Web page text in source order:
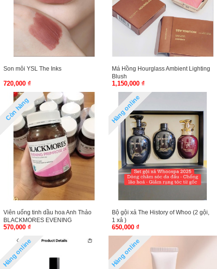
Son môi YSL The Inks
720,000 ₫
Má Hồng Hourglass Ambient Lighting
Blush
1,150,000 ₫
Còn hàng
Viên uống tinh dầu hoa Anh Thảo
BLACKMORES EVENING
PRIMROSE
570,000 ₫
Hàng online
Bộ gội xả The History of Whoo (2 gội,
1 xả )
650,000 ₫
Hàng online Hàng online